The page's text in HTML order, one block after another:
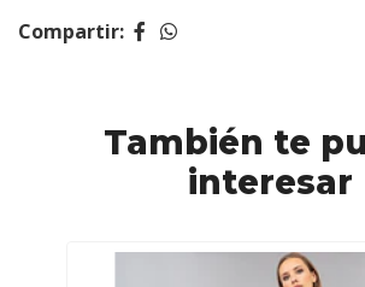
Compartir:
También te
interesar